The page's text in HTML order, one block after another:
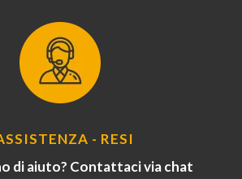
- RESI
di aiuto? Contattaci via chat